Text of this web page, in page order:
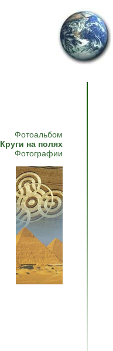
Фотоальбом
Круги на полях
Фотографии